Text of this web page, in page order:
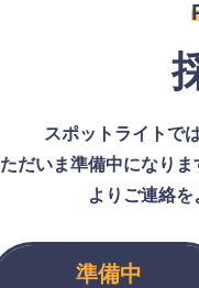
スポットライトで
ただいま準備中になり
よりご連絡を
準備中